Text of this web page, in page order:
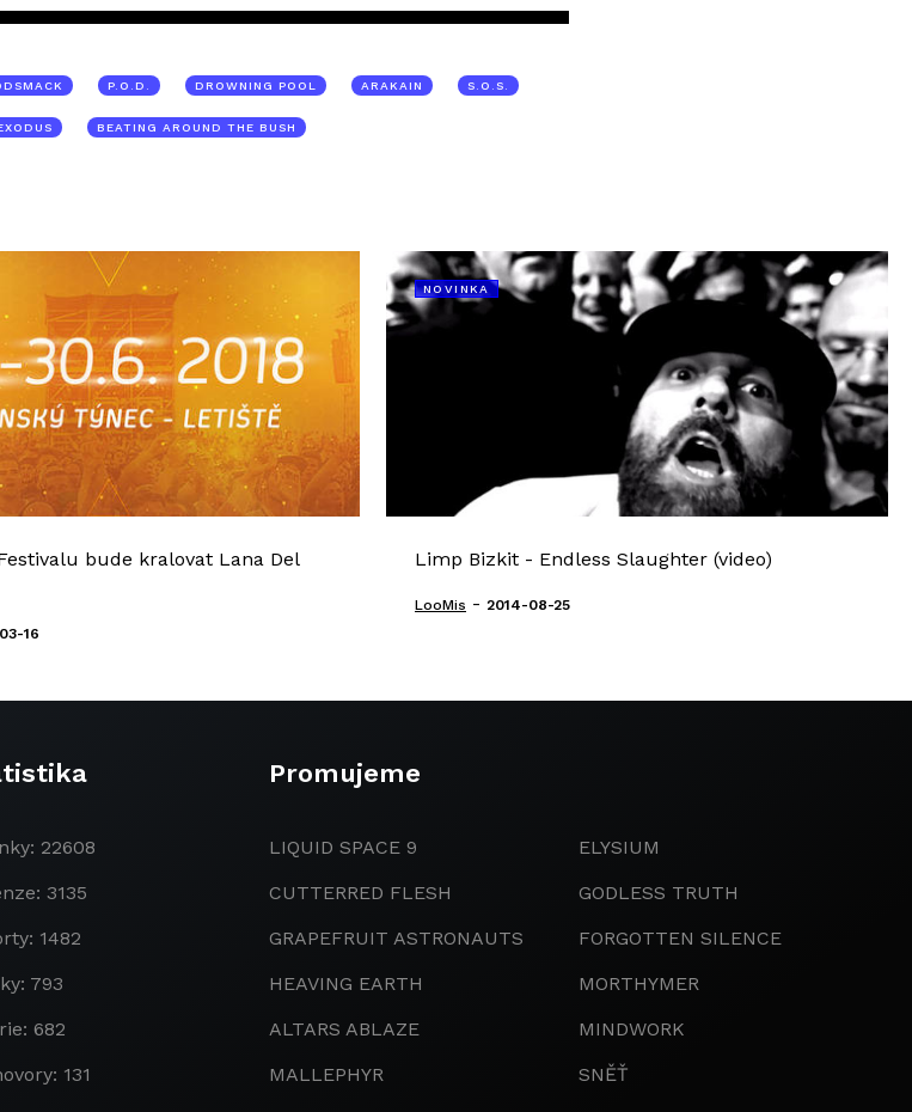
P.O.D. DROWNING POOL ARAKAIN S.O.S.
BEATING AROUND THE BUSH
bude kralovat Lana Del
16
NOVINKA
Limp Bizkit - Endless Slaughter (video)
LooMis - 2014-08-25
22608
3135
1482
793
682
131
Promujeme
LIQUID SPACE 9
CUTTERRED FLESH
GRAPEFRUIT ASTRONAUTS
HEAVING EARTH
ALTARS ABLAZE
MALLEPHYR
ELYSIUM
GODLESS TRUTH
FORGOTTEN SILENCE
MORTHYMER
MINDWORK
SNĚŤ